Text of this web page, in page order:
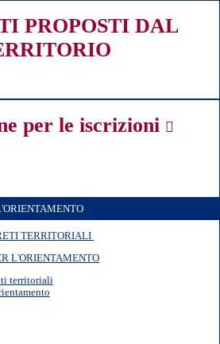
PROPOSTI DAL
per le iscrizioni
TERRITORIALI
L'ORIENTAMENTO